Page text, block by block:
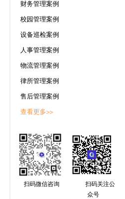
财务管理案例
校园管理案例
设备巡检案例
人事管理案例
物流管理案例
律所管理案例
售后管理案例
查看更多>>
扫码微信咨询
扫码关注公
众号